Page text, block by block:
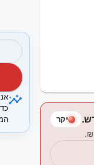
יקר
insights